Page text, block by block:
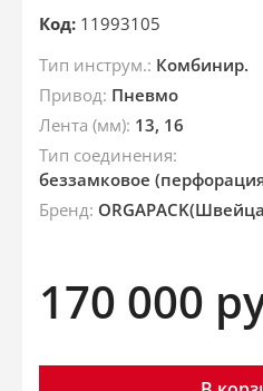
Код: 11993105
Тип инструм.: Комбинир.
Привод: Пневмо
Лента (мм): 13, 16
Тип соединения:
беззамковое
Бренд:
170 000